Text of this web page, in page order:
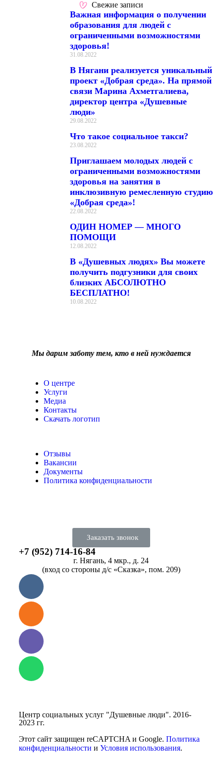
Свежие записи
Важная информация о получении
образования для людей с
ограниченными возможностями
здоровья!
31.08.2022
В Нягани реализуется уникальный
проект «Добрая среда». На прямой
связи Марина Ахметгалиева,
директор центра «Душевные
люди»
29.08.2022
Что такое социальное такси?
23.08.2022
Приглашаем молодых людей с
ограниченными возможностями
здоровья на занятия в
инклюзивную ремесленную студию
«Добрая среда»!
22.08.2022
ОДИН НОМЕР — МНОГО
ПОМОЩИ
12.08.2022
В «Душевных людях» Вы можете
получить подгузники для своих
близких АБСОЛЮТНО
БЕСПЛАТНО!
10.08.2022
Мы дарим заботу тем, кто в ней нуждается
О центре
Услуги
Медиа
Контакты
Скачать логотип
Отзывы
Вакансии
Документы
Политика конфиденциальности
Заказать звонок
+7 (952) 714-16-84
г. Нягань, 4 мкр., д. 24
(вход со стороны д/с «Сказка», пом. 209)
Центр социальных услуг "Душевные люди". 2016-
2023 гг.
Этот сайт защищен reCAPTCHA и Google. Политика
конфиденциальности и Условия использования.